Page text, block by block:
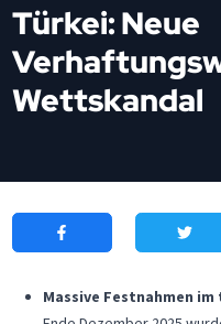
Türkei: Neue
Wettskandal
Massive Festnahmen